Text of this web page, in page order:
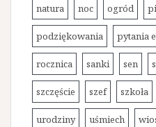
natura noc ogród
podziękowania pytania
rocznica sanki sen
szczęście szef szkoła
urodziny uśmiech